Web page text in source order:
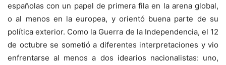
españolas con un papel de primera fila en la arena global,
o al menos en la europea, y orientó buena parte de su
política exterior. Como la Guerra de la Independencia, el 12
de octubre se sometió a diferentes interpretaciones y vio
enfrentarse al menos a dos idearios nacionalistas: uno,